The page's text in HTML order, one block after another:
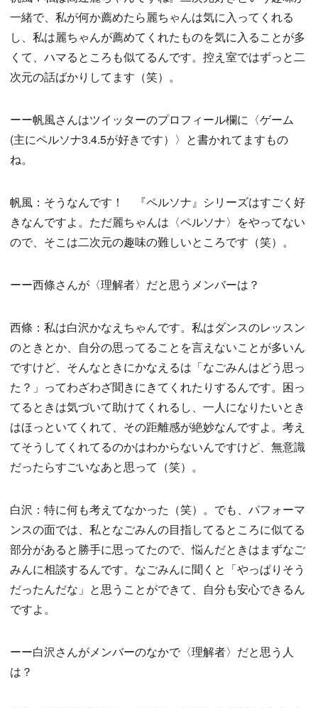
一緒で、私が何か薦めたら麗ちゃんは気に入ってくれる
し、私は麗ちゃんが薦めてくれたものを気に入ることが多
くて、ハマるところも似てるんです。控え室ではずっと二
次元の話ばかりしてます（笑）。
ーー帆風さんはツイッターのプロフィール欄に〈ゲーム
(主にペルソナ3.4.5が好きです）〉と書かれてますもの
ね。
帆風：そうなんです！ 『ペルソナ』シリーズはすごく好
きなんですよ。ただ麗ちゃんは〈ペルソナ〉をやってない
ので、そこは二次元の趣味の難しいところです（笑）。
ーー西條さんが〈理解者〉だと思うメンバーは？
西條：私は白沢かなえちゃんです。私はダンスのレッスン
のときとか、自分の思ってることを言えないことが多いん
ですけど、そんなときにかなえるは「なごみんはどう思っ
た？」ってわざわざ聞きにきてくれたりするんです。困っ
てるときは気づいて助けてくれるし、一人になりたいとき
はほっといてくれて、その距離感が絶妙なんですよ。考え
てそうしてくれてるのかはわからないんですけど、無意識
だったらすごいなあと思って（笑）。
白沢：特に何も考えてなかった（笑）。でも、パフォーマ
ンスの面では、私となごみんの目指してるところに似てる
部分があると勝手に思ってたので、悩んだときはまずなご
みんに相談するんです。なごみんに聞くと「やっぱりそう
だったんだな」と思うことができて、自分も安心できるん
ですよ。
ーー白沢さんがメンバーのなかで〈理解者〉だと思う人
は？